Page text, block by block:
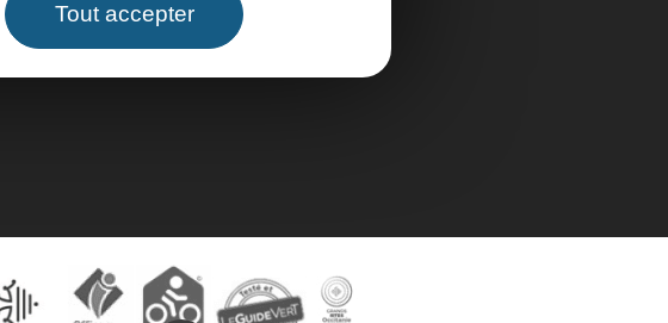
Tout accepter